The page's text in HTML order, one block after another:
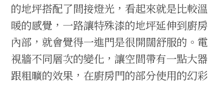
的地坪搭配了間接燈光，看起來就是比較溫
暖的感覺，一路讓特殊漆的地坪延伸到廚房
內部，就會覺得一進門是很開闊舒服的。電
視牆不同層次的變化，讓空間帶有一點大器
跟粗曠的效果，在廚房門的部分使用的幻彩